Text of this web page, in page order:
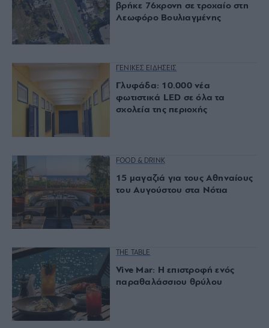
βρήκε 76χρονη σε τροχαίο στη
Λεωφόρο Βουλιαγμένης
ΓΕΝΙΚΕΣ ΕΙΔΗΣΕΙΣ
Γλυφάδα: 10.000 νέα
φωτιστικά LED σε όλα τα
σχολεία της περιοχής
FOOD & DRINK
15 μαγαζιά για τους Αθηναίους
του Αυγούστου στα Νότια
THE TABLE
Vive Mar: Η επιστροφή ενός
παραθαλάσσιου θρύλου